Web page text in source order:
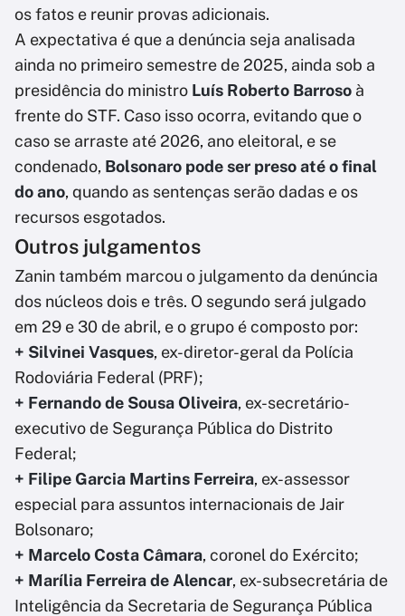
os fatos e reunir provas adicionais.
A expectativa é que a denúncia seja analisada
ainda no primeiro semestre de 2025, ainda sob a
presidência do ministro Luís Roberto Barroso à
frente do STF. Caso isso ocorra, evitando que o
caso se arraste até 2026, ano eleitoral, e se
condenado, Bolsonaro pode ser preso até o final
do ano, quando as sentenças serão dadas e os
recursos esgotados.
Outros julgamentos
Zanin também marcou o julgamento da denúncia
dos núcleos dois e três. O segundo será julgado
em 29 e 30 de abril, e o grupo é composto por:
+ Silvinei Vasques, ex-diretor-geral da Polícia
Rodoviária Federal (PRF);
+ Fernando de Sousa Oliveira, ex-secretário-
executivo de Segurança Pública do Distrito
Federal;
+ Filipe Garcia Martins Ferreira, ex-assessor
especial para assuntos internacionais de Jair
Bolsonaro;
+ Marcelo Costa Câmara, coronel do Exército;
+ Marília Ferreira de Alencar, ex-subsecretária de
Inteligência da Secretaria de Segurança Pública